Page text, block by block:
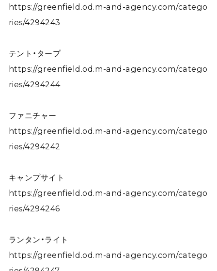
https://greenfield.od.m-and-agency.com/catego
ries/4294243
テント・タープ
https://greenfield.od.m-and-agency.com/catego
ries/4294244
ファニチャー
https://greenfield.od.m-and-agency.com/catego
ries/4294242
キャンプサイト
https://greenfield.od.m-and-agency.com/catego
ries/4294246
ランタン・ライト
https://greenfield.od.m-and-agency.com/catego